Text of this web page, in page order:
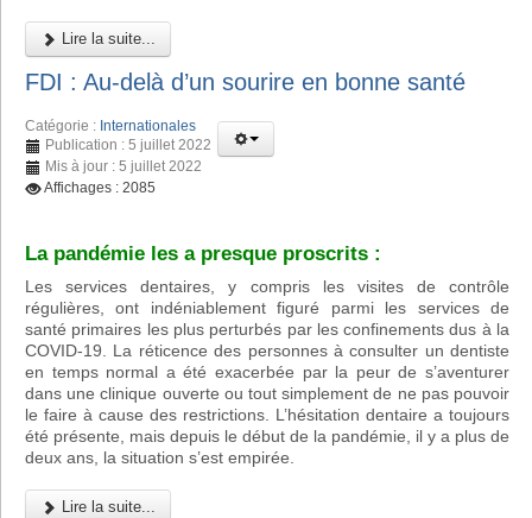
Lire la suite...
FDI : Au-delà d’un sourire en bonne santé
Catégorie : Internationales
Publication : 5 juillet 2022
Mis à jour : 5 juillet 2022
Affichages : 2085
La pandémie les a presque proscrits :
Les services dentaires, y compris les visites de contrôle
régulières, ont indéniablement figuré parmi les services de
santé primaires les plus perturbés par les confinements dus à la
COVID-19. La réticence des personnes à consulter un dentiste
en temps normal a été exacerbée par la peur de s’aventurer
dans une clinique ouverte ou tout simplement de ne pas pouvoir
le faire à cause des restrictions. L’hésitation dentaire a toujours
été présente, mais depuis le début de la pandémie, il y a plus de
deux ans, la situation s’est empirée.
Lire la suite...